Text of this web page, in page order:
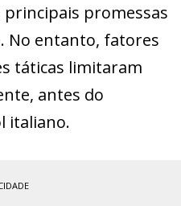
promessas
No entanto, fatores
táticas limitaram
antes do
italiano.